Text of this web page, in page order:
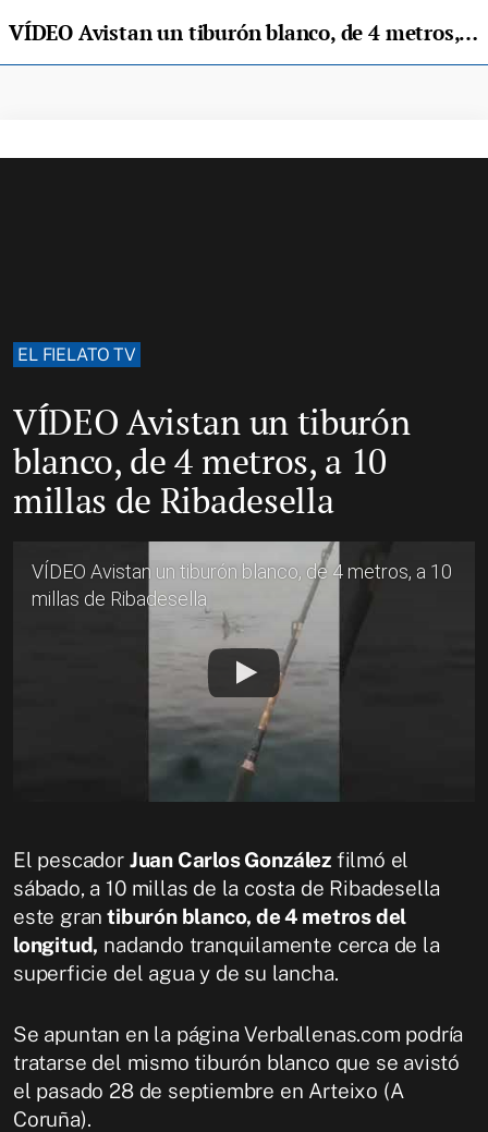
VÍDEO Avistan un tiburón blanco, de 4 metros, a 10 millas de Ribadesella
EL FIELATO TV
VÍDEO Avistan un tiburón
blanco, de 4 metros, a 10
millas de Ribadesella
VÍDEO Avistan un tiburón blanco, de 4 metros, a 10
millas de Ribadesella
El pescador Juan Carlos Gonzálezfilmó el
sábado, a 10 millas de la costa de Ribadesella
este gran tiburón blanco, de 4 metros del
longitud, nadando tranquilamente cerca de la
superficie del agua y de su lancha.
Se apuntan en la página Verballenas.com podría
tratarse del mismo tiburón blanco que se avistó
el pasado 28 de septiembre en Arteixo (A
Coruña).